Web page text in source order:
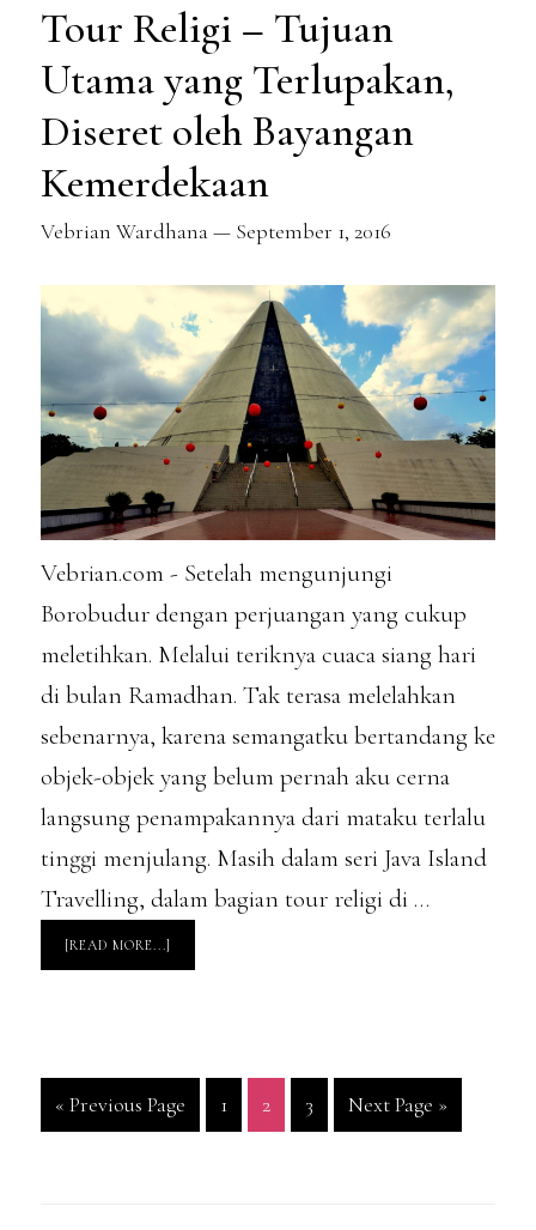
Tour Religi – Tujuan
Utama yang Terlupakan,
Diseret oleh Bayangan
Kemerdekaan
Vebrian Wardhana— September 1, 2016
Vebrian.com - Setelah mengunjungi
Borobudur dengan perjuangan yang cukup
meletihkan. Melalui teriknya cuaca siang hari
di bulan Ramadhan. Tak terasa melelahkan
sebenarnya, karena semangatku bertandang ke
objek-objek yang belum pernah aku cerna
langsung penampakannya dari mataku terlalu
tinggi menjulang. Masih dalam seri Java Island
Travelling, dalam bagian tour religi di …
[READ MORE...]
RELIGI
KEMERDEKAAN
« Go
to
Previous Page Page
1 Page
2 Page
3
Go
to
Next Page »